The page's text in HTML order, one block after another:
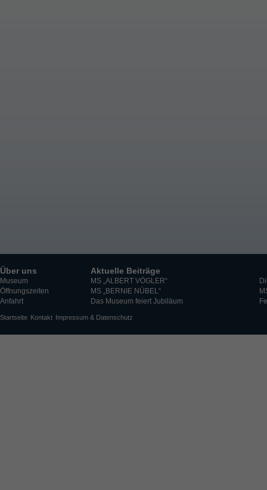
Über uns
Museum
Öffnungszeiten
Anfahrt
Aktuelle Beiträge
MS „ALBERT VÖGLER“
MS „BERNIE NÜBEL“
Das Museum feiert Jubiläum
Startseite Kontakt Impressum & Datenschutz